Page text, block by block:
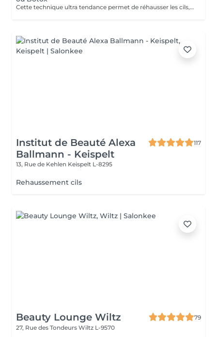
Cette technique ultra tendance permet de réhausser les cils, et leur apporter une courbure naturelle digne d'un mascara Découvrez le réhaussement de cils classique, soin Kératine ou combiné au soin Lash Botox: le Must Have du moment. C'est un soin réparateur pour les cils à base de kératine, panthénol et vitamines pour fortifier les cils endommagés ou fragiles, les nourrir, les hydrater et booster leur croissance. La formule du traitement est réalisée spécialement pour les cils, inoffensif pour les yeux, à base de : Vitamine E, pour rajeunir, restaurer et activer la pousse des cils. Panthénol : pour restaurer la structure du poil abimé, il enrobe chaque cil d'une pellicule qui lui ajoute volume, le nourrit, l'hydrate et stimule la pousse. Huile d'argan: hydrate, nourrit et régénère les cils, les fait briller. Kératine: remplit la structure et remplit les zones abîmées des cils. Recrée la couche de kératine naturelle. Collagène: referme les couches supérieures des cils, les rend plus flexibles, et doux. Acide Hyaluronique: restaure et hydrate les cils, empêche la perte d'humidité. Le traitement entraîne une pousse des cils, 40 % de volume en plus après le traitement soin, la teinture noire dure jusqu'à huit semaines, et l'effet du soin dure environ 2 mois. Il est possible de faire ce traitement tous les 2 à 3 mois, le résultat va s'ajouter, et les cils n'en seront que plus beaux, et en bonne santé.
Institut de Beauté Alexa
Ballmann - Keispelt
117
13, Rue de Kehlen Keispelt L-8295
Rehaussement cils
Beauty Lounge Wiltz
79
27, Rue des Tondeurs Wiltz L-9570